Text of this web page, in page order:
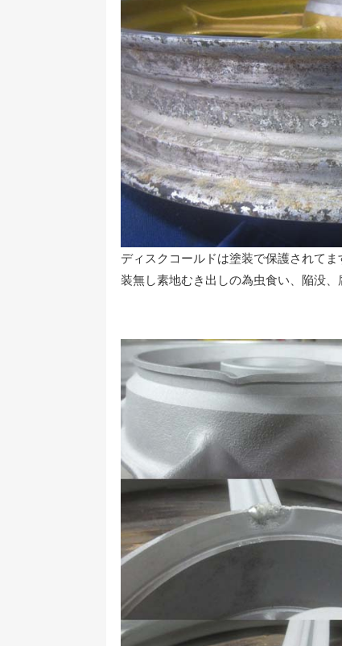
ディスクコールドは塗装で保護されて
装無し素地むき出しの為虫食い、陥没、